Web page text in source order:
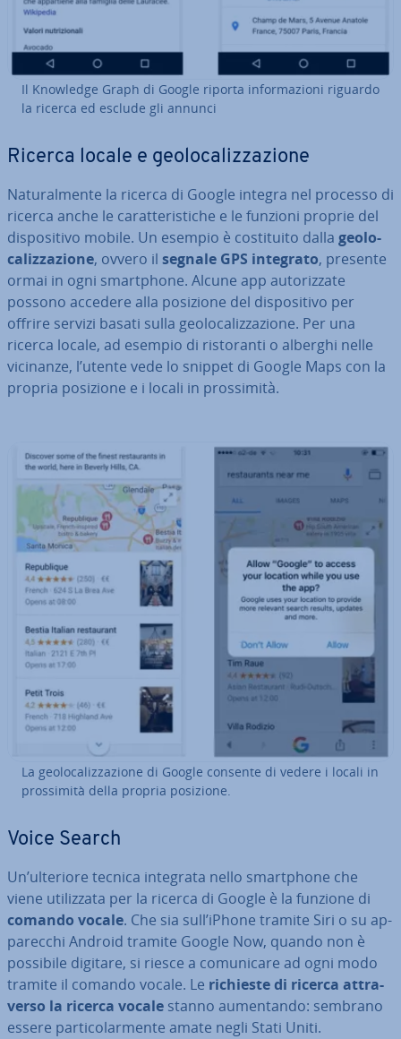
Il Knowledge Graph di Google riporta in­for­ma­zio­ni riguardo
la ricerca ed esclude gli annunci
Ricerca locale e geo­lo­ca­liz­za­zio­ne
Na­tu­ral­men­te la ricerca di Google integra nel processo di
ricerca anche le ca­rat­te­ri­sti­che e le funzioni proprie del
di­spo­si­ti­vo mobile. Un esempio è co­sti­tui­to dalla geo­lo­
ca­liz­za­zio­ne, ovvero il segnale GPS integrato, presente
ormai in ogni smart­pho­ne. Alcune app au­to­riz­za­te
possono accedere alla posizione del di­spo­si­ti­vo per
offrire servizi basati sulla geo­lo­ca­liz­za­zio­ne. Per una
ricerca locale, ad esempio di ri­sto­ran­ti o alberghi nelle
vicinanze, l’utente vede lo snippet di Google Maps con la
propria posizione e i locali in pros­si­mi­tà.
La geo­lo­ca­liz­za­zio­ne di Google consente di vedere i locali in
pros­si­mi­tà della propria posizione.
Voice Search
Un’ulteriore tecnica integrata nello smart­pho­ne che
viene uti­liz­za­ta per la ricerca di Google è la funzione di
comando vocale. Che sia sull’iPhone tramite Siri o su ap­
pa­rec­chi Android tramite Google Now, quando non è
possibile digitare, si riesce a co­mu­ni­ca­re ad ogni modo
tramite il comando vocale. Le richieste di ricerca at­tra­
ver­so la ricerca vocale stanno au­men­tan­do: sembrano
essere par­ti­co­lar­men­te amate negli Stati Uniti.